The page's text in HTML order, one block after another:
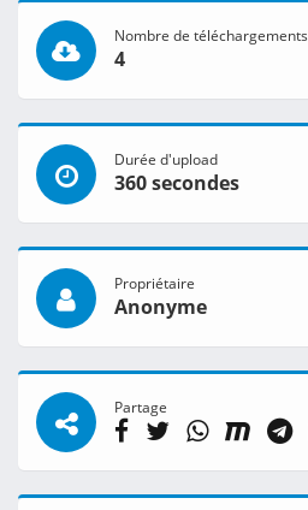
Nombre de téléchargements
4
Durée d'upload
360 secondes
Propriétaire
Anonyme
Partage